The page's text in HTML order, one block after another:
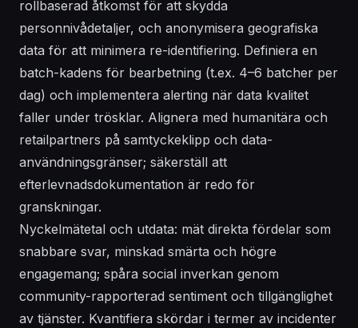
rollbaserad åtkomst för att skydda
personnivådetaljer, och anonymisera geografiska
data för att minimera re-identifiering. Definiera en
batch-kadens för bearbetning (t.ex. 4–6 batcher per
dag) och implementera alerting när data kvalitet
faller under trösklar. Alignera med humanitära och
retailpartners på samtyckeklipp och data-
användningsgränser; säkerställ att
efterlevnadsdokumentation är redo för
granskningar.
Nyckelmätetal och utdata: mät direkta fördelar som
snabbare svar, minskad smärta och högre
engagemang; spåra social inverkan genom
community-rapporterad sentiment och tillgänglighet
av tjänster. Kvantifiera skördar i termer av incidenter